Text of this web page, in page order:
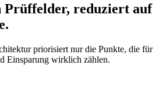
Prüffelder, reduziert auf
priorisiert nur die Punkte, die für
Einsparung wirklich zählen.